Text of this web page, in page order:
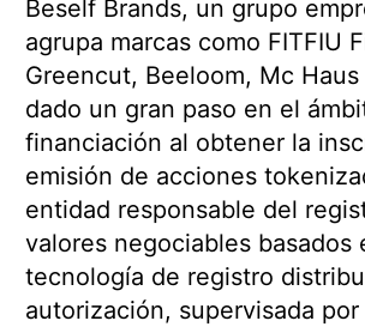
Beself Brands, un grupo
agrupa marcas como FITFIU
Greencut, Beeloom, Mc
dado un gran paso en el
financiación al obtener la
emisión de acciones
entidad responsable del
valores negociables basados
tecnología de registro
autorización, supervisada